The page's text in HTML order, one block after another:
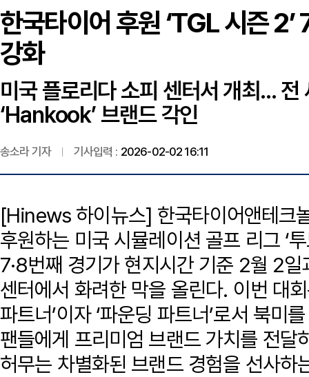
한국타이어 후원 ‘TGL 시즌 2’
강화
미국 플로리다 소피 센터서 개최...
‘Hankook’ 브랜드 각인
송소라 기자 기사입력 : 2026-02-02 16:11
[Hinews 하이뉴스] 한국타이어앤테크
후원하는 미국 시뮬레이션 골프 리그 ‘
7·8번째 경기가 현지시간 기준 2월 2
센터에서 화려한 막을 올린다. 이번 대
파트너’이자 ‘파운딩 파트너’로서 북미
팬들에게 프리미엄 브랜드 가치를 전달
허무는 차별화된 브랜드 경험을 선사하